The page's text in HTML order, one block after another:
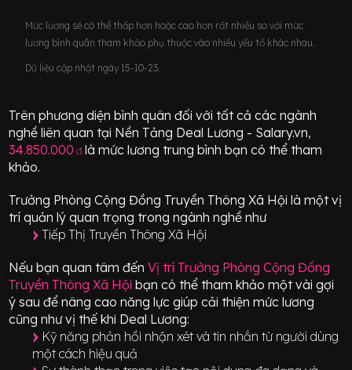
Mức lương sẽ có thể thấp hơn hoặc cao hơn rất nhiều so với mức
lương bình quân tham khảo phụ thuộc vào nhiều yếu tố khác nhau.
Dữ liệu cập nhật ngày 15-10-23.
Trên phương diện bình quân đối với tất cả các ngành
nghề liên quan tại Nền Tảng Deal Lương - Salary.vn,
34.850.000 đlà mức lương trung bình bạn có thể tham
khảo.
Trưởng Phòng Cộng Đồng Truyền Thông Xã Hội là một vị
tríquản lý quan trọng trong ngành nghề như
Tiếp Thị Truyền Thông Xã Hội
Nếu bạn quan tâm đến Vị trí Trưởng Phòng Cộng Đồng
Truyền Thông Xã Hội bạn có thể tham khảo một vài gợi
ý sau để nâng cao năng lực giúp cải thiện mức lương
cũng như vị thế khi Deal Lương:
Kỹ năng phản hồi nhận xét và tin nhắn từ người dùng
một cách hiệu quả